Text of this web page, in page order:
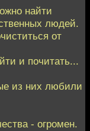
найти
людей.
от
и почитать...
из них любили
- огромен.